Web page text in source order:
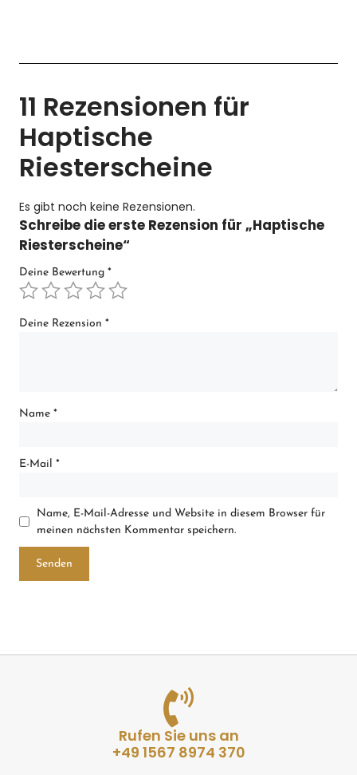
11 Rezensionen für
Haptische
Riesterscheine
Es gibt noch keine Rezensionen.
Schreibe die erste Rezension für „Haptische
Riesterscheine“
Deine Bewertung *
Deine Rezension *
Name *
E-Mail *
Name, E-Mail-Adresse und Website in diesem Browser für
meinen nächsten Kommentar speichern.
Rufen Sie uns an
+49 1567 8974 370